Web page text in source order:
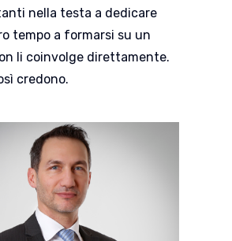
nella testa a dedicare
tempo a formarsi su un
li coinvolge direttamente.
credono.